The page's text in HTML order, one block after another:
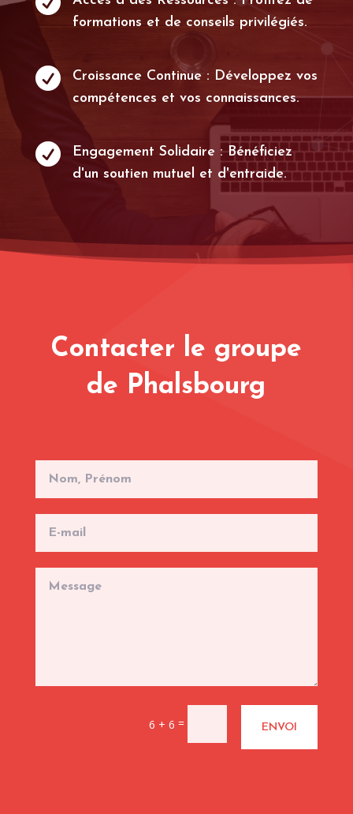
formations et de conseils privilégiés.

Croissance Continue : Développez vos
compétences et vos connaissances.

Engagement Solidaire : Bénéficiez
d'un soutien mutuel et d'entraide.
Contacter le groupe
de Phalsbourg
6 + 6 = ENVOI